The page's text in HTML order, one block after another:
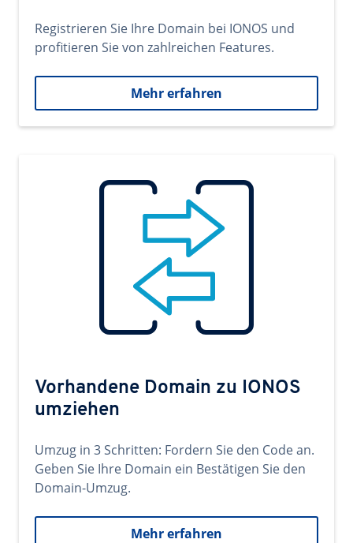
Registrieren Sie Ihre Domain bei IONOS und
profitieren Sie von zahlreichen Features.
Mehr erfahren
Vorhandene Domain zu IONOS
umziehen
Umzug in 3 Schritten: Fordern Sie den Code an.
Geben Sie Ihre Domain ein Bestätigen Sie den
Domain-Umzug.
Mehr erfahren